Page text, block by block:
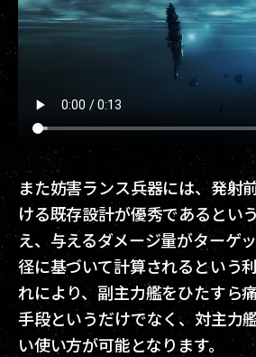
また妨害ランス兵器には、発射
ける既存設計が優秀であるとい
え、与えるダメージ量がターゲ
径に基づいて計算されるという
れにより、副主力艦をひたすら
手段というだけでなく、対主力
い使い方が可能となります。